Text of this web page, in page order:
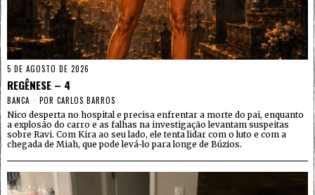
5 DE AGOSTO DE 2026
REGÊNESE – 4
BANCA POR CARLOS BARROS
Nico desperta no hospital e precisa enfrentar a morte do pai, enquanto
a explosão do carro e as falhas na investigação levantam suspeitas
sobre Ravi. Com Kira ao seu lado, ele tenta lidar com o luto e com a
chegada de Miah, que pode levá-lo para longe de Búzios.